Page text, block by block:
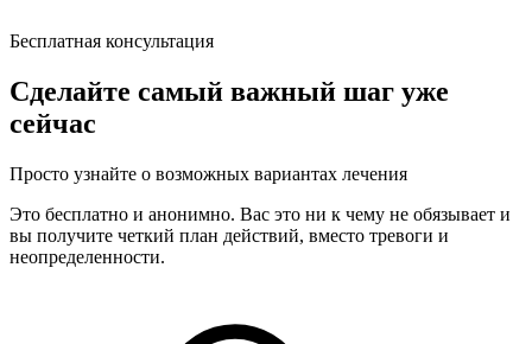
Бесплатная консультация
Сделайте самый важный шаг уже
сейчас
Просто узнайте о возможных вариантах лечения
Это бесплатно и анонимно. Вас это ни к чему не обязывает и
вы получите четкий план действий, вместо тревоги и
неопределенности.